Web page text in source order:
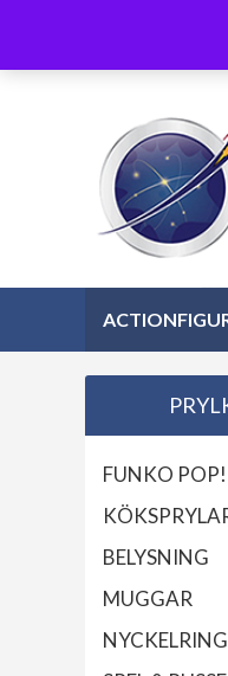
innehåll
FUNKO POP!
BELYSNING
MUGGAR